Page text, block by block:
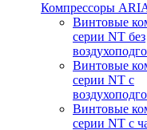
Компрессоры
Винтовые
серии NT без
Винтовые
серии NT c
Винтовые
серии NT с